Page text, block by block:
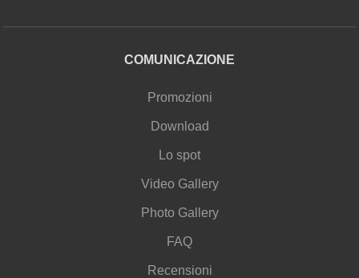
COMUNICAZIONE
Promozioni
Download
Lo spot
Video Gallery
Photo Gallery
FAQ
Recensioni